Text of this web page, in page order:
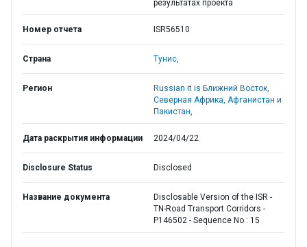
результатах проекта
Номер отчета ISR56510
Страна Тунис,
Регион
Russian it is Ближний Восток,
Северная Африка, Афганистан и
Пакистан,
Дата раскрытия информации 2024/04/22
Disclosure Status Disclosed
Название документа
Disclosable Version of the ISR -
TN-Road Transport Corridors -
P146502 - Sequence No : 15